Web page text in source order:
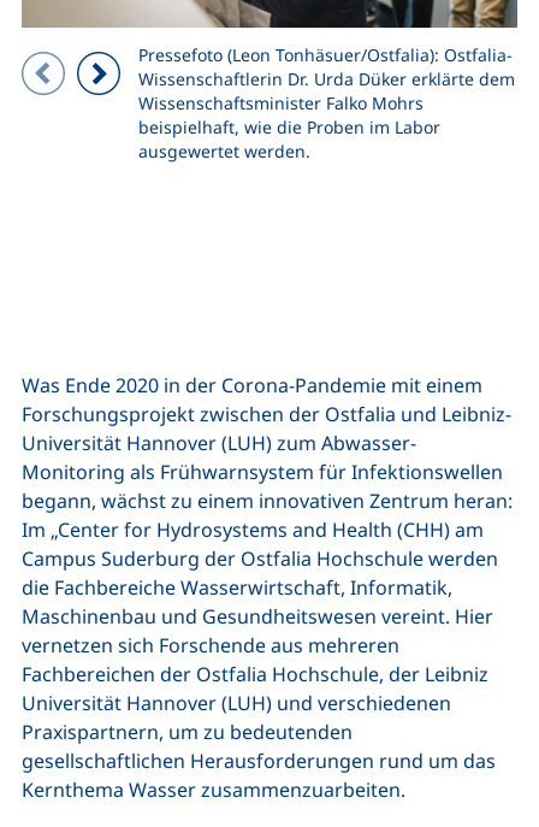
Pressefoto (Leon Tonhäsuer/Ostfalia): Ostfalia-
Wissenschaftlerin Dr. Urda Düker erklärte dem
Wissenschaftsminister Falko Mohrs
beispielhaft, wie die Proben im Labor
ausgewertet werden.
Zeigt Folie 1 von 4
Vorheriges Bild
Nächstes Bild
Was Ende 2020 in der Corona-Pandemie mit einem
Forschungsprojekt zwischen der Ostfalia und Leibniz-
Universität Hannover (LUH) zum Abwasser-
Monitoring als Frühwarnsystem für Infektionswellen
begann, wächst zu einem innovativen Zentrum heran:
Im „Center for Hydrosystems and Health (CHH) am
Campus Suderburg der Ostfalia Hochschule werden
die Fachbereiche Wasserwirtschaft, Informatik,
Maschinenbau und Gesundheitswesen vereint. Hier
vernetzen sich Forschende aus mehreren
Fachbereichen der Ostfalia Hochschule, der Leibniz
Universität Hannover (LUH) und verschiedenen
Praxispartnern, um zu bedeutenden
gesellschaftlichen Herausforderungen rund um das
Kernthema Wasser zusammenzuarbeiten.